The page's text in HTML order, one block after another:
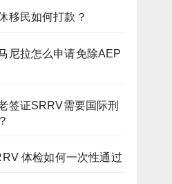
移民如何打款？
尼拉怎么申请免除AEP
签证SRRV需要国际刑
体检如何一次性通过